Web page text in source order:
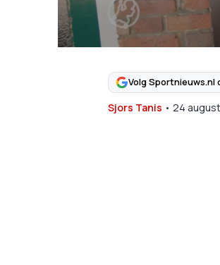
Volg Sportnieuws.nl
Sjors Tanis • 24